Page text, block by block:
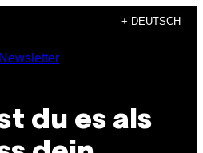
+ DEUTSCH
Newsletter
du es als